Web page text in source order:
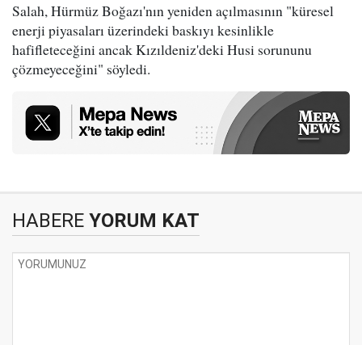
Salah, Hürmüz Boğazı'nın yeniden açılmasının "küresel
enerji piyasaları üzerindeki baskıyı kesinlikle
hafifleteceğini ancak Kızıldeniz'deki Husi sorununu
çözmeyeceğini" söyledi.
HABERE YORUM KAT